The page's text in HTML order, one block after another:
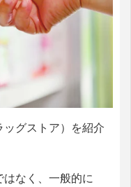
グストア）を紹介
なく、一般的に